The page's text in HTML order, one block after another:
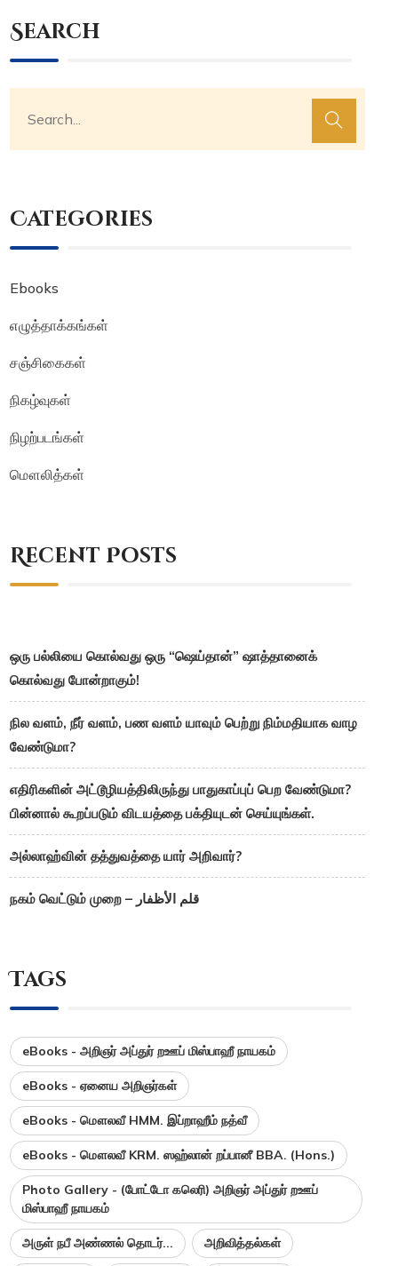
Search
Categories
Ebooks
எழுத்தாக்கங்கள்
சஞ்சிகைகள்
நிகழ்வுகள்
நிழற்படங்கள்
மௌலித்கள்
Recent Posts
ஒரு பல்லியை கொல்வது ஒரு “ஷெய்தான்” ஷாத்தானைக்
கொல்வது போன்றாகும்!
நில வளம், நீர் வளம், பண வளம் யாவும் பெற்று நிம்மதியாக வாழ
வேண்டுமா?
எதிரிகளின் அட்டூழியத்திலிருந்து பாதுகாப்புப் பெற வேண்டுமா?
பின்னால் கூறப்படும் விடயத்தை பக்தியுடன் செய்யுங்கள்.
அல்லாஹ்வின் தத்துவத்தை யார் அறிவார்?
நகம் வெட்டும் முறை – قلم الأظفار
Tags
eBooks - அறிஞர் அப்துர் றஊப் மிஸ்பாஹீ நாயகம்
eBooks - ஏனைய அறிஞர்கள்
eBooks - மௌலவீ HMM. இப்றாஹீம் நத்வீ
eBooks - மௌலவீ KRM. ஸஹ்லான் றப்பானீ BBA. (Hons.)
Photo Gallery - (போட்டோ கலெரி) அறிஞர் அப்துர் றஊப்
மிஸ்பாஹீ நாயகம்
அருள் நபீ அண்ணல் தொடர்... அறிவித்தல்கள்